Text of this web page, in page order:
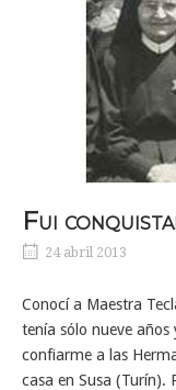
Fui
24 abril 2013
Conocí a Maestra
tenía sólo nueve
confiarme a las
casa en Susa (Turín).